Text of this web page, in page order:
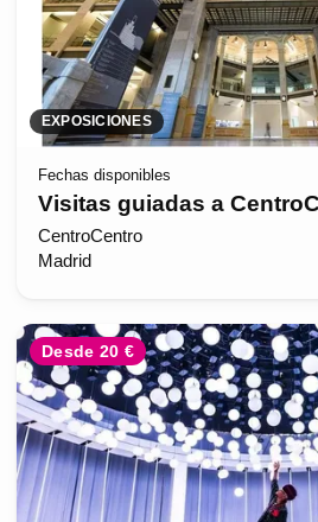
EXPOSICIONES
Fechas disponibles
Visitas guiadas a
CentroCentro
Madrid
Desde 20 €